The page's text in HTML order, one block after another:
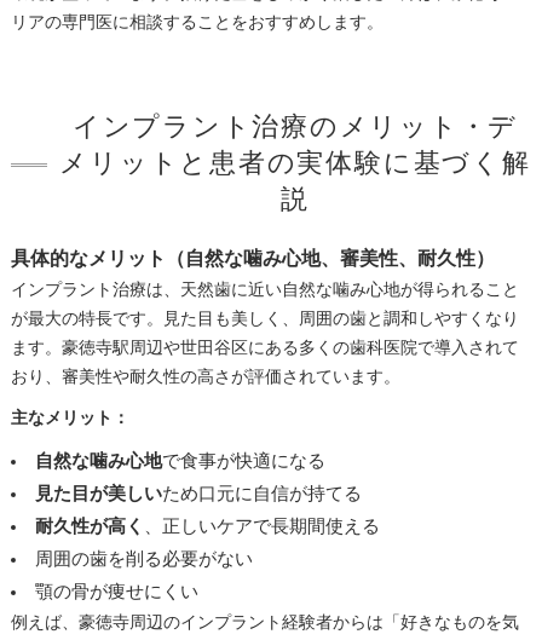
リアの専門医に相談することをおすすめします。
インプラント治療のメリット・デ
メリットと患者の実体験に基づく解
説
具体的なメリット（自然な噛み心地、審美性、耐久性）
インプラント治療は、天然歯に近い自然な噛み心地が得られること
が最大の特長です。見た目も美しく、周囲の歯と調和しやすくなり
ます。豪徳寺駅周辺や世田谷区にある多くの歯科医院で導入されて
おり、審美性や耐久性の高さが評価されています。
主なメリット：
自然な噛み心地で食事が快適になる
見た目が美しいため口元に自信が持てる
耐久性が高く
、正しいケアで長期間使える
周囲の歯を削る必要がない
顎の骨が痩せにくい
例えば、豪徳寺周辺のインプラント経験者からは「好きなものを気